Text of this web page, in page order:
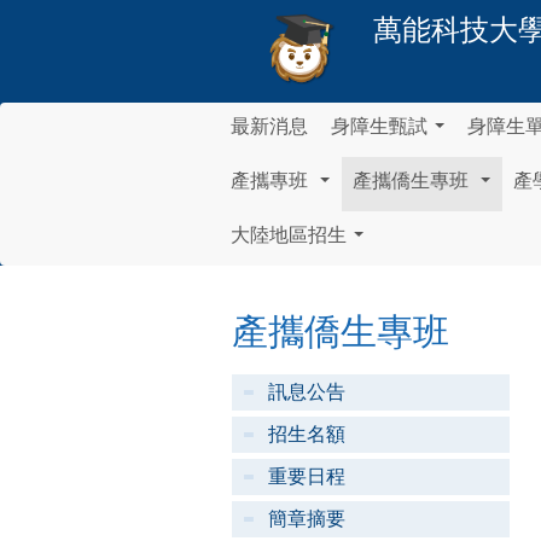
萬能科技大
最新消息 身障生甄試 身障生
產攜專班 產攜僑生專班 產
大陸地區招生
產攜僑生專班
訊息公告
招生名額
重要日程
簡章摘要